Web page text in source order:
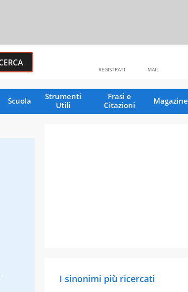
MAIL
REGISTRATI
Scuola
Strumenti
Utili
Frasi e
Citazioni
Magazine
I sinonimi più ricercati